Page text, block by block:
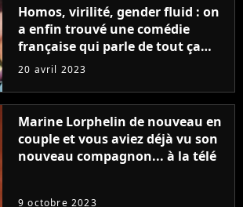
Homos, virilité, gender fluid : on
a enfin trouvé une comédie
française qui parle de tout ça
sans être super ringarde
20 avril 2023
Marine Lorphelin de nouveau en
couple et vous aviez déjà vu son
nouveau compagnon... à la télé
9 octobre 2023